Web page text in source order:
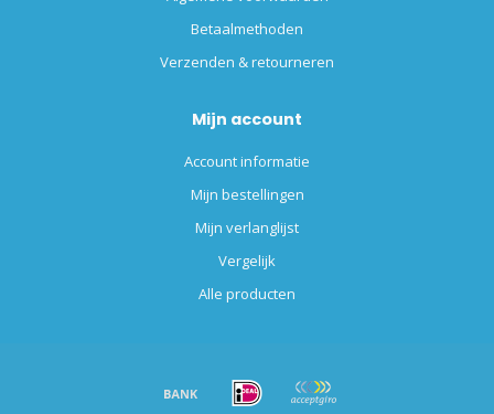
Betaalmethoden
Verzenden & retourneren
Mijn account
Account informatie
Mijn bestellingen
Mijn verlanglijst
Vergelijk
Alle producten